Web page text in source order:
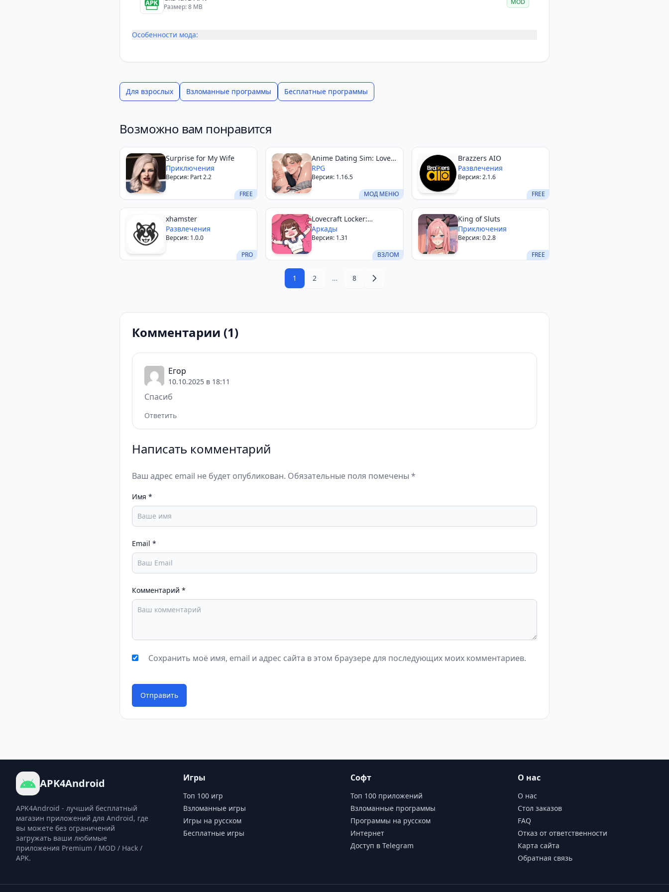
Размер: 8 MB
MOD
Особенности мода:
Для взрослых Взломанные программы Бесплатные программы
Возможно вам понравится
FREE
Surprise for My Wife
Приключения
Версия: Part 2.2
МОД МЕНЮ
Anime Dating Sim: Love
Stories
RPG
Версия: 1.16.5
FREE
Brazzers AIO
Развлечения
Версия: 2.1.6
PRO
xhamster
Развлечения
Версия: 1.0.0
ВЗЛОМ
Lovecraft Locker:
Tentacle Lust
Аркады
Версия: 1.31
FREE
King of Sluts
Приключения
Версия: 0.2.8
1 2 … 8
Комментарии (1)
Егор
10.10.2025 в 18:11
Спасиб
Ответить
Написать комментарий
Ваш адрес email не будет опубликован. Обязательные поля помечены *
Имя *
Email *
Комментарий *
Сохранить моё имя, email и адрес сайта в этом браузере для последующих моих комментариев.
Отправить
APK4Android
APK4Android - лучший бесплатный
магазин приложений для Android, где
вы можете без ограничений
загружать ваши любимые
приложения Premium / MOD / Hack /
APK.
Игры
Топ 100 игр
Взломанные игры
Игры на русском
Бесплатные игры
Софт
Топ 100 приложений
Взломанные программы
Программы на русском
Интернет
Доступ в Telegram
О нас
О нас
Стол заказов
FAQ
Отказ от ответственности
Карта сайта
Обратная связь